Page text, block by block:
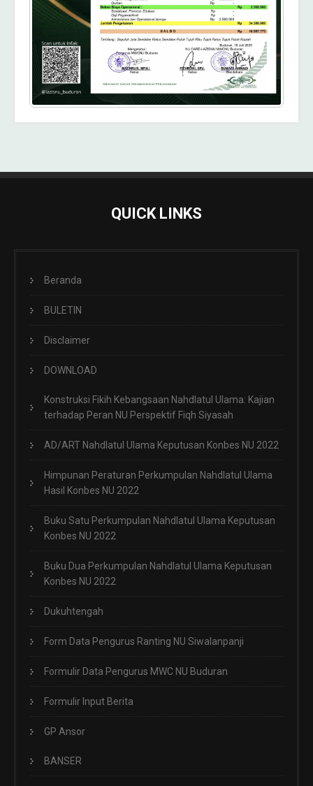
QUICK LINKS
Beranda
BULETIN
Disclaimer
DOWNLOAD
Konstruksi Fikih Kebangsaan Nahdlatul Ulama: Kajian
terhadap Peran NU Perspektif Fiqh Siyasah
AD/ART Nahdlatul Ulama Keputusan Konbes NU 2022
Himpunan Peraturan Perkumpulan Nahdlatul Ulama
Hasil Konbes NU 2022
Buku Satu Perkumpulan Nahdlatul Ulama Keputusan
Konbes NU 2022
Buku Dua Perkumpulan Nahdlatul Ulama Keputusan
Konbes NU 2022
Dukuhtengah
Form Data Pengurus Ranting NU Siwalanpanji
Formulir Data Pengurus MWC NU Buduran
Formulir Input Berita
GP Ansor
BANSER